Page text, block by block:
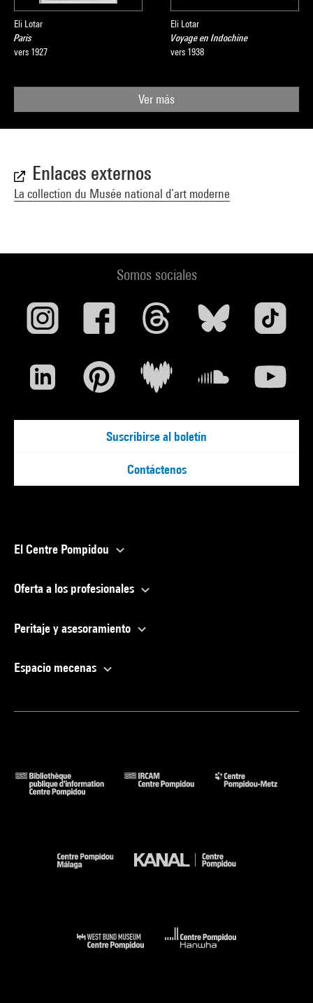
Eli Lotar
Paris
vers 1927
Eli Lotar
Voyage en Indochine
vers 1938
Ver más
Enlaces externos
La collection du Musée national d’art moderne
Somos sociales
Suscribirse al boletín
Contáctenos
El Centre Pompidou
Oferta a los profesionales
Peritaje y asesoramiento
Espacio mecenas